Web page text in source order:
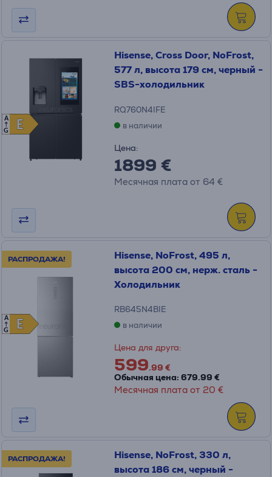
E
E
A
G
Hisense, Cross Door, NoFrost,
577 л, высота 179 см, черный -
SBS-холодильник
RQ760N4IFE
в наличии
Цена:
1899 €
Месячная плата от 64 €
РАСПРОДАЖА!
E
E
A
G
Hisense, NoFrost, 495 л,
высота 200 см, нерж. сталь -
Холодильник
RB645N4BIE
в наличии
Цена для друга:
599.99 €
Обычная цена: 679.99 €
Месячная плата от 20 €
РАСПРОДАЖА!
Hisense, NoFrost, 330 л,
высота 186 см, черный -